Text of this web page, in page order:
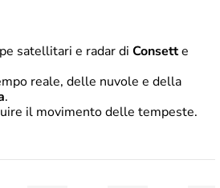
satellitari e radar di Consette
reale, delle nuvole e della
.
il movimento delle tempeste.